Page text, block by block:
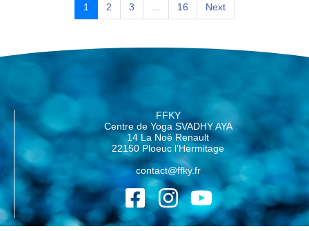
1 2 3 16 Next
FFKY
Centre de Yoga SVADHY AYA
14 La Noë Renault
22150 Ploeuc l’Hermitage
contact@ffky.fr